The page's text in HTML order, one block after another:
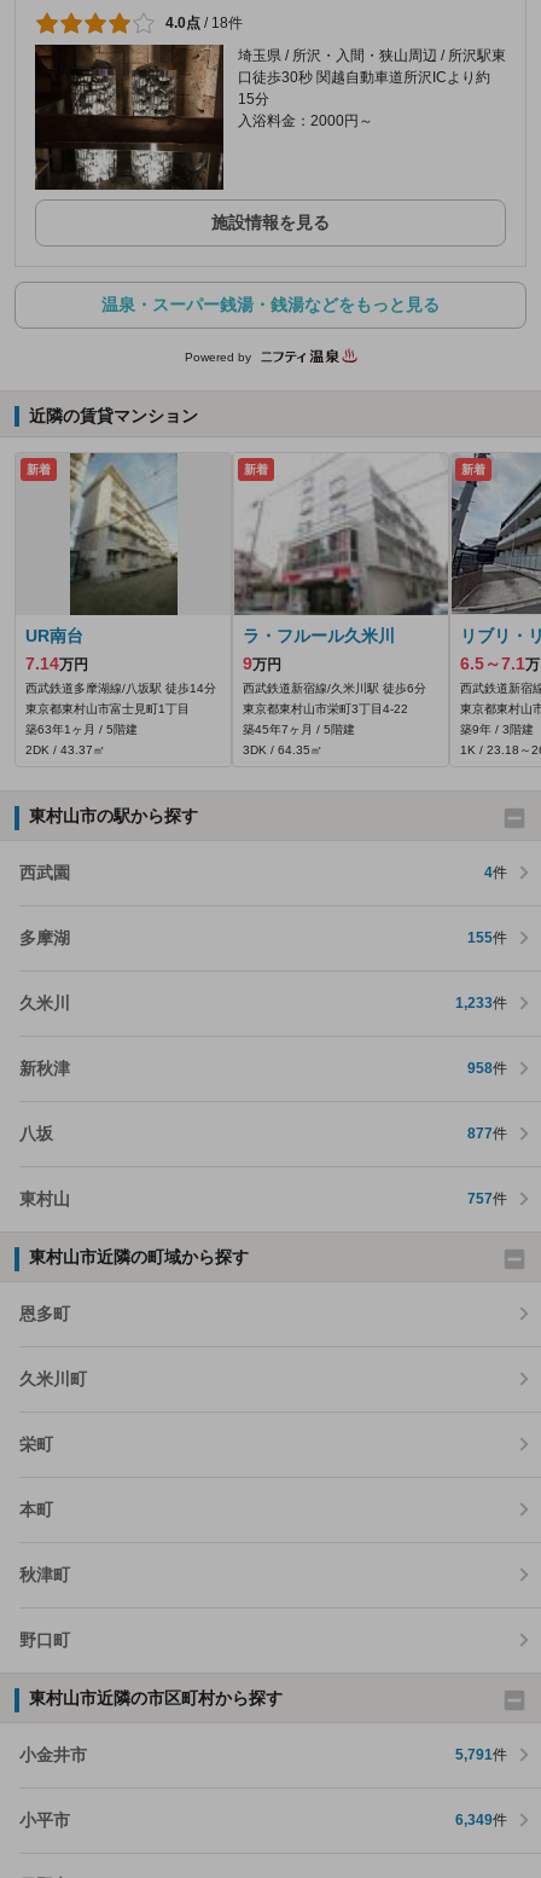
4.0点 / 18件
埼玉県 / 所沢・入間・狭山周辺 / 所沢駅東
口徒歩30秒 関越自動車道所沢ICより約
15分
入浴料金：2000円～
施設情報を見る
温泉・スーパー銭湯・銭湯などをもっと見る
Powered by
近隣の賃貸マンション
新着
UR南台
7.14万円
西武鉄道多摩湖線/八坂駅 徒歩14分
東京都東村山市富士見町1丁目
築63年1ヶ月 / 5階建
2DK / 43.37㎡
新着
ラ・フルール久米川
9万円
西武鉄道新宿線/久米川駅 徒歩6分
東京都東村山市栄町3丁目4-22
築45年7ヶ月 / 5階建
3DK / 64.35㎡
新着
リブリ・
6.5～7.1
西武鉄道新宿
東京都東村山
築9年 / 3階建
1K / 23.18～
東村山市の駅から探す
西武園 4件
多摩湖 155件
久米川 1,233件
新秋津 958件
八坂 877件
東村山 757件
東村山市近隣の町域から探す
恩多町
久米川町
栄町
本町
秋津町
野口町
東村山市近隣の市区町村から探す
小金井市 5,791件
小平市 6,349件